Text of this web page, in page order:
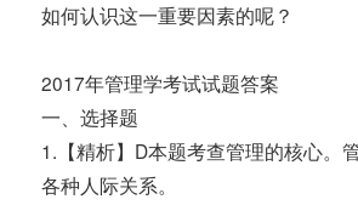
如何认识这一重要因素的呢？
2017年管理学考试试题答案
一、选择题
1.【精析】D本题考查管理的核心。
各种人际关系。